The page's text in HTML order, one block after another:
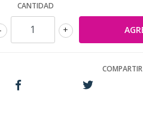
CANTIDAD
+
-
COMPARTIR